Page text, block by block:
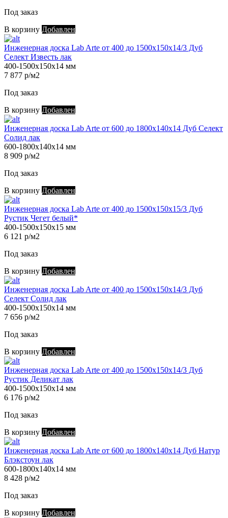
Под заказ
В корзину Добавлен
Инженерная доска Lab Arte от 400 до 1500х150х14/3 Дуб
Селект Известь лак
400-1500х150х14 мм
7 877 р/м2
Под заказ
В корзину Добавлен
Инженерная доска Lab Arte от 600 до 1800х140х14 Дуб Селект
Солид лак
600-1800х140х14 мм
8 909 р/м2
Под заказ
В корзину Добавлен
Инженерная доска Lab Arte от 400 до 1500х150х15/3 Дуб
Рустик Чегет белый*
400-1500х150х15 мм
6 121 р/м2
Под заказ
В корзину Добавлен
Инженерная доска Lab Arte от 400 до 1500х150х14/3 Дуб
Селект Солид лак
400-1500х150х14 мм
7 656 р/м2
Под заказ
В корзину Добавлен
Инженерная доска Lab Arte от 400 до 1500х150х14/3 Дуб
Рустик Деликат лак
400-1500х150х14 мм
6 176 р/м2
Под заказ
В корзину Добавлен
Инженерная доска Lab Arte от 600 до 1800х140х14 Дуб Натур
Блэкстоун лак
600-1800х140х14 мм
8 428 р/м2
Под заказ
В корзину Добавлен